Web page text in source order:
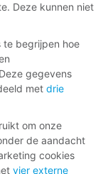
Deze kunnen niet
te begrijpen hoe
gegevens
met drie
om onze
de aandacht
cookies
vier externe